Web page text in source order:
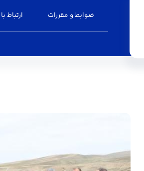
ضوابط و مقررات ارتباط